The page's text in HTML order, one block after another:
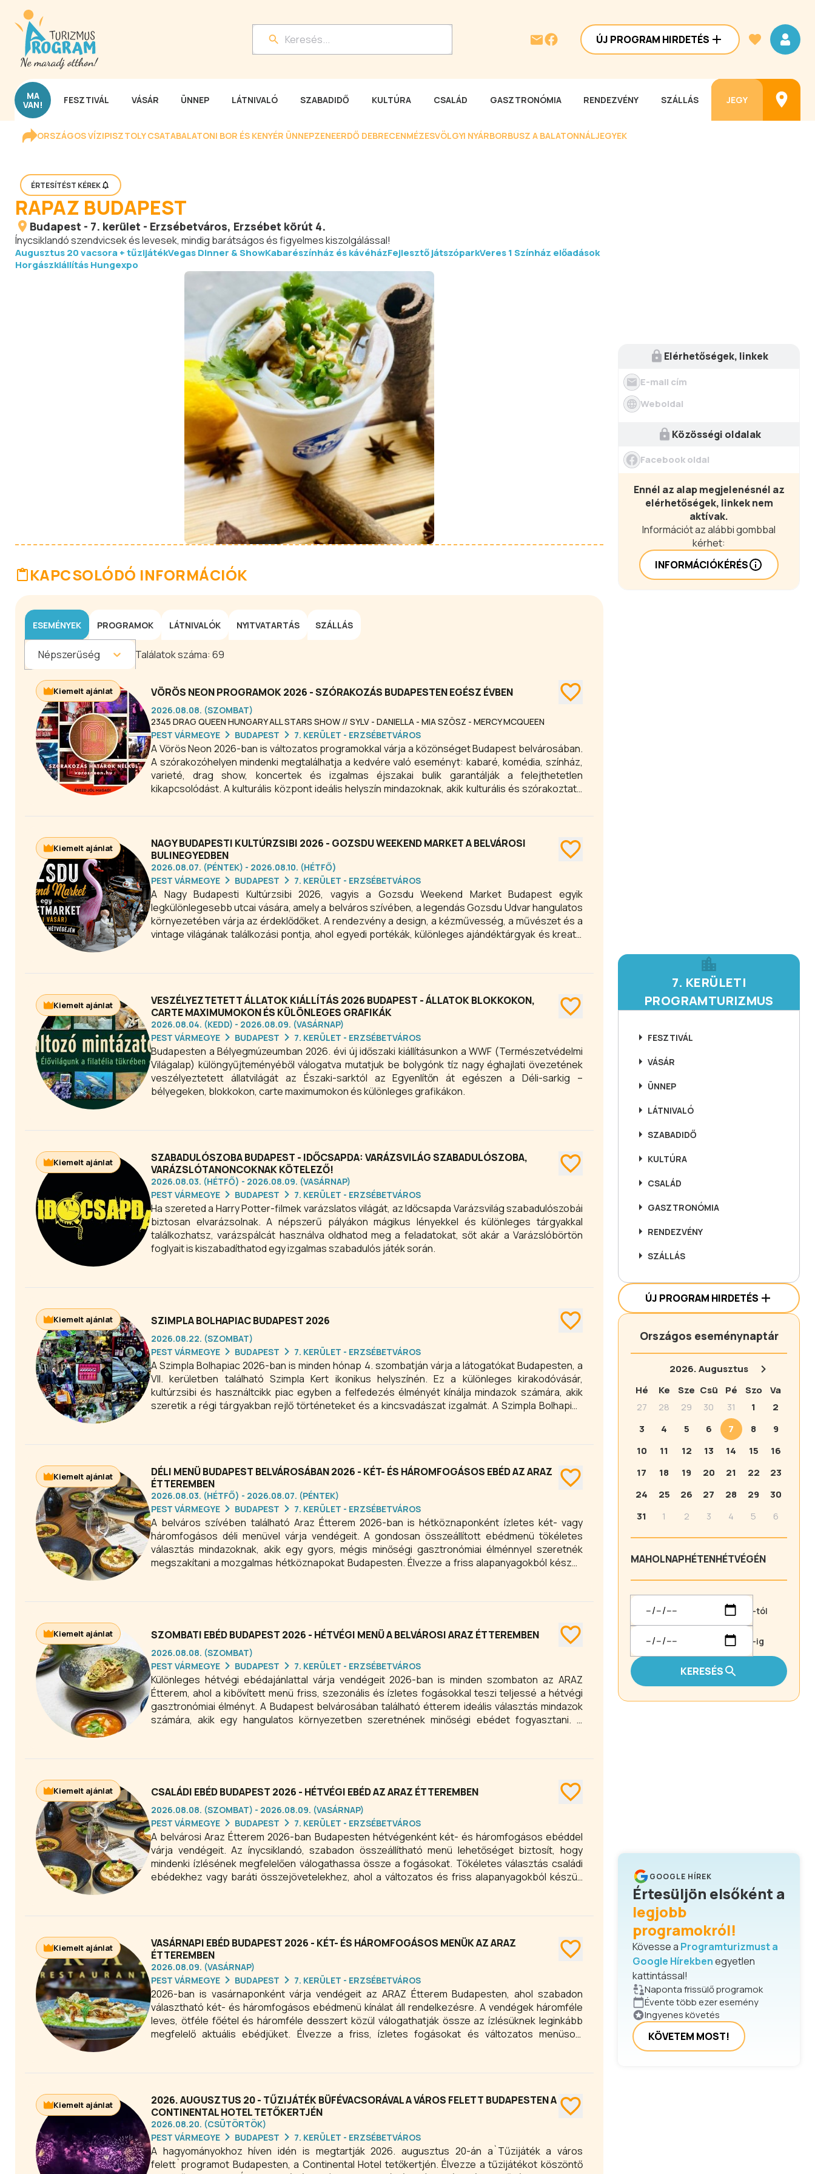
ÚJ PROGRAM HIRDETÉS
MA
VAN! FESZTIVÁL VÁSÁR ÜNNEP LÁTNIVALÓ SZABADIDŐ KULTÚRA CSALÁD GASZTRONÓMIA RENDEZVÉNY SZÁLLÁS JEGY
ORSZÁGOS VÍZIPISZTOLY CSATABALATONI BOR ÉS KENYÉR ÜNNEPZENEERDŐ DEBRECENMÉZESVÖLGYI NYÁRBORBUSZ A BALATONNÁLJEGYEK
ÉRTESÍTÉST KÉREK
RAPAZ BUDAPEST
Budapest - 7. kerület - Erzsébetváros, Erzsébet körút 4.
Ínycsiklandó szendvicsek és levesek, mindig barátságos és figyelmes kiszolgálással!
Augusztus 20 vacsora + tűzijátékVegas Dinner & ShowKabarészínház és kávéházFejlesztő játszóparkVeres 1 Színház előadások
Horgászkiállítás Hungexpo
KAPCSOLÓDÓ INFORMÁCIÓK
ESEMÉNYEK PROGRAMOK LÁTNIVALÓK NYITVATARTÁS SZÁLLÁS
Népszerűség Találatok száma: 69
VÖRÖS NEON PROGRAMOK 2026 - SZÓRAKOZÁS BUDAPESTEN EGÉSZ ÉVBEN
2026.08.08. (SZOMBAT)
2345 DRAG QUEEN HUNGARY ALL STARS SHOW // SYLV - DANIELLA - MIA SZÖSZ - MERCY MCQUEEN
PEST VÁRMEGYE
BUDAPEST 7. KERÜLET - ERZSÉBETVÁROS
A Vörös Neon 2026-ban is változatos programokkal várja a közönséget Budapest belvárosában.
A szórakozóhelyen mindenki megtalálhatja a kedvére való eseményt: kabaré, komédia, színház,
varieté, drag show, koncertek és izgalmas éjszakai bulik garantálják a felejthetetlen
kikapcsolódást. A kulturális központ ideális helyszín mindazoknak, akik kulturális és szórakoztató
fel a belváros pezsgő éjszakai életét, ahol a nevetés, zene és tánc minden alkalommal garantált!
Kiemelt ajánlat
NAGY BUDAPESTI KULTÚRZSIBI 2026 - GOZSDU WEEKEND MARKET A BELVÁROSI
BULINEGYEDBEN
2026.08.07. (PÉNTEK) - 2026.08.10. (HÉTFŐ)
PEST VÁRMEGYE
BUDAPEST 7. KERÜLET - ERZSÉBETVÁROS
A Nagy Budapesti Kultúrzsibi 2026, vagyis a Gozsdu Weekend Market Budapest egyik
legkülönlegesebb utcai vására, amely a belváros szívében, a legendás Gozsdu Udvar hangulatos
környezetében várja az érdeklődőket. A rendezvény a design, a kézművesség, a művészet és a
vintage világának találkozási pontja, ahol egyedi portékák, különleges ajándéktárgyak és kreatív
a kikapcsolódás egy helyen találkozik.
Kiemelt ajánlat
VESZÉLYEZTETETT ÁLLATOK KIÁLLÍTÁS 2026 BUDAPEST - ÁLLATOK BLOKKOKON,
CARTE MAXIMUMOKON ÉS KÜLÖNLEGES GRAFIKÁK
2026.08.04. (KEDD) - 2026.08.09. (VASÁRNAP)
PEST VÁRMEGYE
BUDAPEST 7. KERÜLET - ERZSÉBETVÁROS
Budapesten a Bélyegmúzeumban 2026. évi új időszaki kiállításunkon a WWF (Természetvédelmi
Világalap) különgyűjteményéből válogatva mutatjuk be bolygónk tíz nagy éghajlati övezetének
veszélyeztetett állatvilágát az Északi-sarktól az Egyenlítőn át egészen a Déli-sarkig –
bélyegeken, blokkokon, carte maximumokon és különleges grafikákon.
Kiemelt ajánlat
SZABADULÓSZOBA BUDAPEST - IDŐCSAPDA: VARÁZSVILÁG SZABADULÓSZOBA,
VARÁZSLÓTANONCOKNAK KÖTELEZŐ!
2026.08.03. (HÉTFŐ) - 2026.08.09. (VASÁRNAP)
PEST VÁRMEGYE
BUDAPEST 7. KERÜLET - ERZSÉBETVÁROS
Ha szereted a Harry Potter-filmek varázslatos világát, az Időcsapda Varázsvilág szabadulószobái
biztosan elvarázsolnak. A népszerű pályákon mágikus lényekkel és különleges tárgyakkal
találkozhatsz, varázspálcát használva oldhatod meg a feladatokat, sőt akár a Varázslóbörtön
foglyait is kiszabadíthatod egy izgalmas szabadulós játék során.
Kiemelt ajánlat
SZIMPLA BOLHAPIAC BUDAPEST 2026
2026.08.22. (SZOMBAT)
PEST VÁRMEGYE
BUDAPEST 7. KERÜLET - ERZSÉBETVÁROS
A Szimpla Bolhapiac 2026-ban is minden hónap 4. szombatján várja a látogatókat Budapesten, a
VII. kerületben található Szimpla Kert ikonikus helyszínén. Ez a különleges kirakodóvásár,
kultúrzsibi és használtcikk piac egyben a felfedezés élményét kínálja mindazok számára, akik
szeretik a régi tárgyakban rejlő történeteket és a kincsvadászat izgalmát. A Szimpla Bolhapiac
Kiemelt ajánlat
DÉLI MENÜ BUDAPEST BELVÁROSÁBAN 2026 - KÉT- ÉS HÁROMFOGÁSOS EBÉD AZ ARAZ
ÉTTEREMBEN
2026.08.03. (HÉTFŐ) - 2026.08.07. (PÉNTEK)
PEST VÁRMEGYE
BUDAPEST 7. KERÜLET - ERZSÉBETVÁROS
A belváros szívében található Araz Étterem 2026-ban is hétköznaponként ízletes két- vagy
háromfogásos déli menüvel várja vendégeit. A gondosan összeállított ebédmenü tökéletes
választás mindazoknak, akik egy gyors, mégis minőségi gasztronómiai élménnyel szeretnék
megszakítani a mozgalmas hétköznapokat Budapesten. Élvezze a friss alapanyagokból készült
Kiemelt ajánlat
SZOMBATI EBÉD BUDAPEST 2026 - HÉTVÉGI MENÜ A BELVÁROSI ARAZ ÉTTEREMBEN
2026.08.08. (SZOMBAT)
PEST VÁRMEGYE
BUDAPEST 7. KERÜLET - ERZSÉBETVÁROS
Különleges hétvégi ebédajánlattal várja vendégeit 2026-ban is minden szombaton az ARAZ
Étterem, ahol a kibővített menü friss, szezonális és ízletes fogásokkal teszi teljessé a hétvégi
gasztronómiai élményt. A Budapest belvárosában található étterem ideális választás mindazok
számára, akik egy hangulatos környezetben szeretnének minőségi ebédet fogyasztani. A
Kiemelt ajánlat
CSALÁDI EBÉD BUDAPEST 2026 - HÉTVÉGI EBÉD AZ ARAZ ÉTTEREMBEN
2026.08.08. (SZOMBAT) - 2026.08.09. (VASÁRNAP)
PEST VÁRMEGYE
BUDAPEST 7. KERÜLET - ERZSÉBETVÁROS
A belvárosi Araz Étterem 2026-ban Budapesten hétvégenként két- és háromfogásos ebéddel
várja vendégeit. Az ínycsiklandó, szabadon összeállítható menü lehetőséget biztosít, hogy
mindenki ízlésének megfelelően válogathassa össze a fogásokat. Tökéletes választás családi
ebédekhez vagy baráti összejövetelekhez, ahol a változatos és friss alapanyagokból készült
Kiemelt ajánlat
VASÁRNAPI EBÉD BUDAPEST 2026 - KÉT- ÉS HÁROMFOGÁSOS MENÜK AZ ARAZ
ÉTTEREMBEN
2026.08.09. (VASÁRNAP)
PEST VÁRMEGYE
BUDAPEST 7. KERÜLET - ERZSÉBETVÁROS
2026-ban is vasárnaponként várja vendégeit az ARAZ Étterem Budapesten, ahol szabadon
választható két- és háromfogásos ebédmenü kínálat áll rendelkezésre. A vendégek háromféle
leves, ötféle főétel és háromféle desszert közül válogathatják össze az ízlésüknek leginkább
megfelelő aktuális ebédjüket. Élvezze a friss, ízletes fogásokat és változatos menüsort
Kiemelt ajánlat
2026. AUGUSZTUS 20 - TŰZIJÁTÉK BÜFÉVACSORÁVAL A VÁROS FELETT BUDAPESTEN A
CONTINENTAL HOTEL TETŐKERTJÉN
2026.08.20. (CSÜTÖRTÖK)
PEST VÁRMEGYE
BUDAPEST 7. KERÜLET - ERZSÉBETVÁROS
A hagyományokhoz híven idén is megtartják 2026. augusztus 20-án a`Tűzijáték a város
felett`programot Budapesten, a Continental Hotel tetőkertjén. Élvezze a tűzijátékot köszöntő
Kiemelt ajánlat
Elérhetőségek, linkek
E-mail cím
Weboldal
Közösségi oldalak
Facebook oldal
Ennél az alap megjelenésnél az
elérhetőségek, linkek nem
aktívak.
Információt az alábbi gombbal
kérhet:
INFORMÁCIÓKÉRÉS
7. KERÜLETI
PROGRAMTURIZMUS
FESZTIVÁL
VÁSÁR
ÜNNEP
LÁTNIVALÓ
SZABADIDŐ
KULTÚRA
CSALÁD
GASZTRONÓMIA
RENDEZVÉNY
SZÁLLÁS
ÚJ PROGRAM HIRDETÉS
Országos eseménynaptár
2026.Augusztus
Hé
Ke Sze Csü Pé Szo
Va
27
28 29 30 31 1
2
3
4 5 6 7 8
9
10
11 12 13 14 15
16
17
18 19 20 21 22
23
24
25 26 27 28 29
30
31
1 2 3 4 5 6
MAHOLNAPHÉTENHÉTVÉGÉN
-tól
-ig
KERESÉS
GOOGLE HÍREK
Értesüljön elsőként a
legjobb
programokról!
Kövesse a Programturizmust a
Google Hírekbenegyetlen
kattintással!
Naponta frissülő programok
Évente több ezer esemény
Ingyenes követés
KÖVETEM MOST!